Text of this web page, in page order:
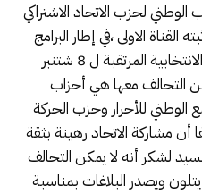
لحزب الاتحاد الاشتراكي
الاولى ،في إطار البرامج
الحوارية بمناسبة الاستحقاقات الانتخابية المرتقبة ل 8 شتنبر
التحالف معها هي أحزاب
الوطني للأحرار وحزب الحركة
مشاركة الاتحاد رهينة بثقة
لشكر أنه لا يمكن التحالف
ويصدر البلاغات بمناسبة